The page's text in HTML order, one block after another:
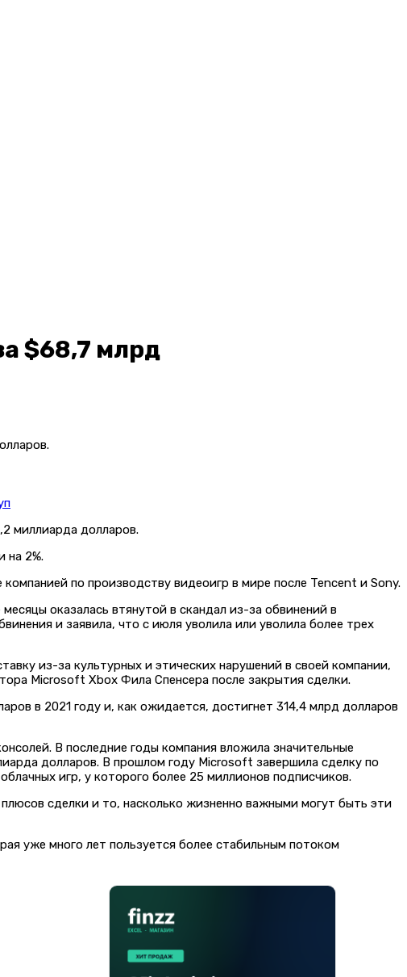
$68,7 млрд
миллиарда долларов.
на 2%.
по производству видеоигр в мире после Tencent и Sony.
оказалась втянутой в скандал из-за обвинений в
и заявила, что с июля уволила или уволила более трех
из-за культурных и этических нарушений в своей компании,
Microsoft Xbox Фила Спенсера после закрытия сделки.
в 2021 году и, как ожидается, достигнет 314,4 млрд долларов
В последние годы компания вложила значительные
долларов. В прошлом году Microsoft завершила сделку по
игр, у которого более 25 миллионов подписчиков.
сделки и то, насколько жизненно важными могут быть эти
уже много лет пользуется более стабильным потоком